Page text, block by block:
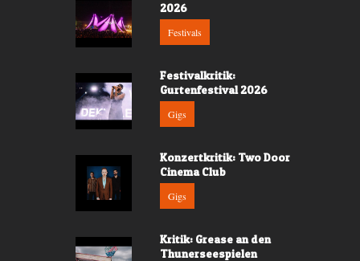
2026
Festivals
Festivalkritik:
Gurtenfestival 2026
Gigs
Konzertkritik: Two Door
Cinema Club
Gigs
Kritik: Grease an den
Thunerseespielen